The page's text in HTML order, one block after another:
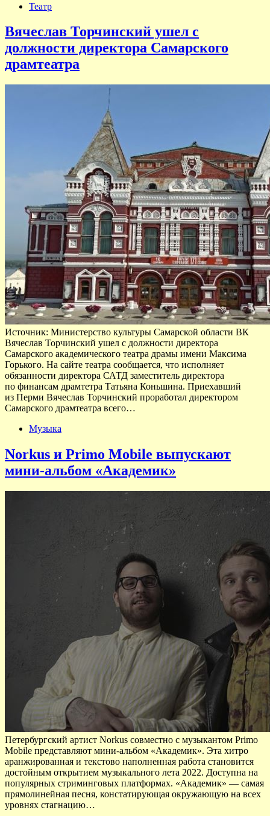
Театр
Вячеслав Торчинский ушел с
должности директора Самарского
драмтеатра
Источник: Министерство культуры Самарской области ВК
Вячеслав Торчинский ушел с должности директора
Самарского академического театра драмы имени Максима
Горького. На сайте театра сообщается, что исполняет
обязанности директора САТД заместитель директора
по финансам драмтетра Татьяна Коньшина. Приехавший
из Перми Вячеслав Торчинский проработал директором
Самарского драмтеатра всего…
Музыка
Norkus и Primo Mobile выпускают
мини-альбом «Академик»
Петербургский артист Norkus совместно с музыкантом Primo
Mobile представляют мини-альбом «Академик». Эта хитро
аранжированная и текстово наполненная работа становится
достойным открытием музыкального лета 2022. Доступна на
популярных стриминговых платформах. «Академик» — самая
прямолинейная песня, констатирующая окружающую на всех
уровнях стагнацию…